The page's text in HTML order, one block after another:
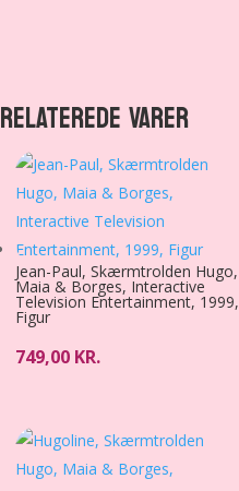
RELATEREDE VARER
Jean-Paul, Skærmtrolden Hugo,
Maia & Borges, Interactive
Television Entertainment, 1999,
Figur
749,00 KR.